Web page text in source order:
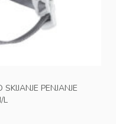
PENJANJE
L